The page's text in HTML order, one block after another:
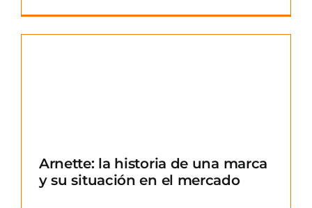
Arnette: la historia de una marca
y su situación en el mercado